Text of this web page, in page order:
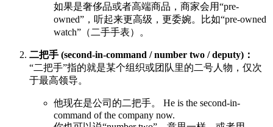
如果是奢侈品或者高端商品，商家会用“pre-
owned”，听起来更高级，更委婉。比如“pre-owned
watch”（二手手表）。
二把手 (second-in-command / number two / deputy)：
“二把手”指的就是某个组织或团队里的二号人物，仅次
于最高领导。
他现在是公司的二把手。 He is the second-in-
command of the company now.